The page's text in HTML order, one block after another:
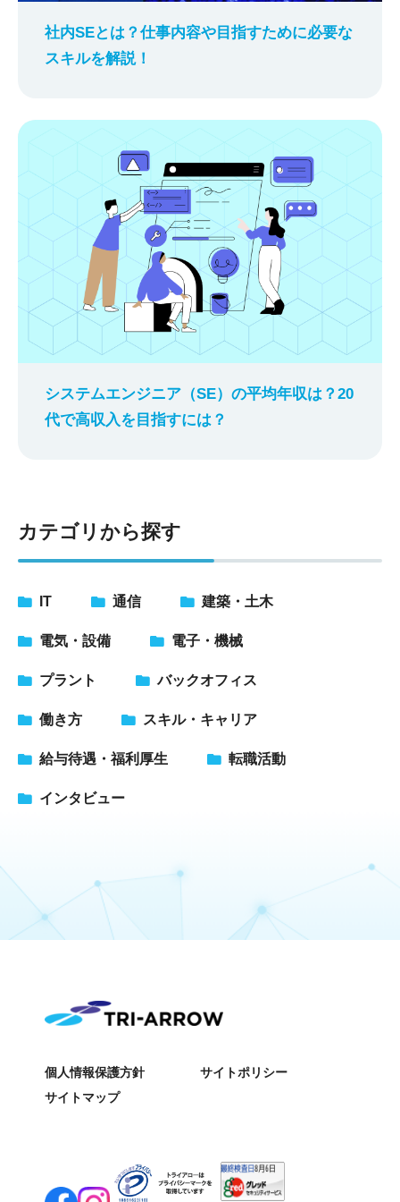
社内SEとは？仕事内容や目指すために必要な
スキルを解説！
システムエンジニア（SE）の平均年収は？20
代で高収入を目指すには？
カテゴリから探す
IT 通信 建築・土木
電気・設備 電子・機械
プラント バックオフィス
働き方 スキル・キャリア
給与待遇・福利厚生 転職活動
インタビュー
個人情報保護方針
サイトポリシー
サイトマップ